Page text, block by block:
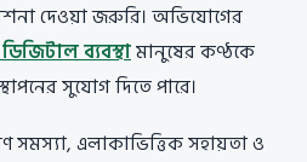
দেওয়া জরুরি। অভিযোগের
ব্যবস্থামানুষের কণ্ঠকে
সুযোগ দিতে পারে।
সমস্যা, এলাকাভিত্তিক সহায়তা ও